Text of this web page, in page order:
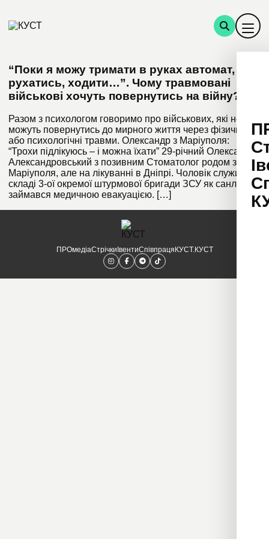
“Поки я можу тримати в руках автомат,
рухатись, ходити…”. Чому травмовані
військові хочуть повернутись на війну?
Разом з психологом говоримо про військових, які не
можуть повернутись до мирного життя через фізичні
або психологічні травми. Олександр з Маріуполя:
“Трохи підлікуюсь – і можна їхати” 29-річний Олександр
Александровський з позивним Стоматолог родом з
Маріуполя, але на лікуванні в Дніпрі. Чоловік служив у
складі 3-ої окремої штурмової бригади ЗСУ як санлікар,
займався медичною евакуацією. […]
ПРОмедіаСтрічки ІвентиСпівпраця КУСТ.КУСТ